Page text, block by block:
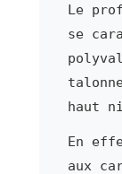
Le
se
haut
En
aux